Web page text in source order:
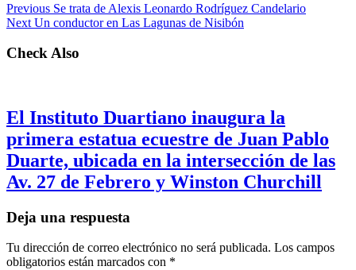
Previous Se trata de Alexis Leonardo Rodríguez Candelario
Next Un conductor en Las Lagunas de Nisibón
Check Also
El Instituto Duartiano inaugura la
primera estatua ecuestre de Juan Pablo
Duarte, ubicada en la intersección de las
Av. 27 de Febrero y Winston Churchill
Deja una respuesta
Tu dirección de correo electrónico no será publicada. Los campos
obligatorios están marcados con *